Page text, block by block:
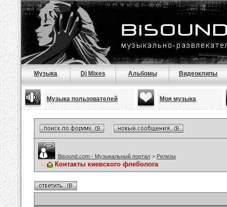
Музыка Dj Mixes Альбомы Видеоклипы
Музыка пользователей Моя музыка
Bisound.com - Музыкальный портал > Релизы
Контакты киевского флеболога